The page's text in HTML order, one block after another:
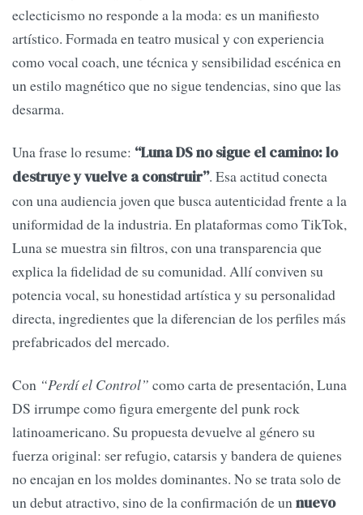
eclecticismo no responde a la moda: es un manifiesto
artístico. Formada en teatro musical y con experiencia
como vocal coach, une técnica y sensibilidad escénica en
un estilo magnético que no sigue tendencias, sino que las
desarma.
Una frase lo resume: “Luna DS no sigue el camino: lo
destruye y vuelve a construir”. Esa actitud conecta
con una audiencia joven que busca autenticidad frente a la
uniformidad de la industria. En plataformas como TikTok,
Luna se muestra sin filtros, con una transparencia que
explica la fidelidad de su comunidad. Allí conviven su
potencia vocal, su honestidad artística y su personalidad
directa, ingredientes que la diferencian de los perfiles más
prefabricados del mercado.
Con “Perdí el Control” como carta de presentación, Luna
DS irrumpe como figura emergente del punk rock
latinoamericano. Su propuesta devuelve al género su
fuerza original: ser refugio, catarsis y bandera de quienes
no encajan en los moldes dominantes. No se trata solo de
un debut atractivo, sino de la confirmación de unnuevo